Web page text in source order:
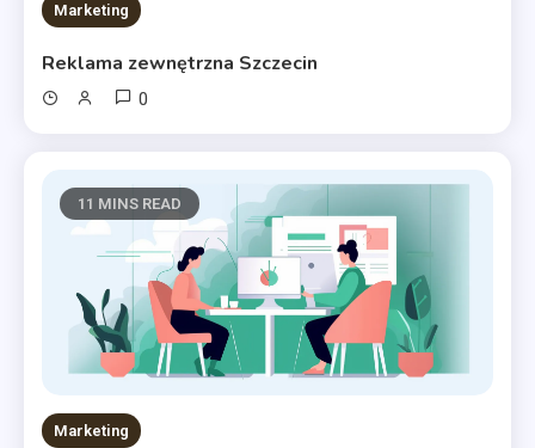
Marketing
Reklama zewnętrzna Szczecin
0
11 MINS READ
Marketing